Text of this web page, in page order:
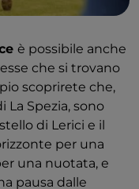
è possibile anche
che si trovano
scoprirete che,
La Spezia, sono
di Lerici e il
per una
una nuotata, e
pausa dalle